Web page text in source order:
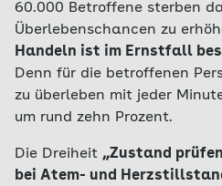
60.000 Betroffene sterben
Überlebenschancen zu
Handeln ist im Ernstfall
Denn für die betroffenen
zu überleben mit jeder
um rund zehn Prozent.
Die Dreiheit „Zustand
bei Atem- und